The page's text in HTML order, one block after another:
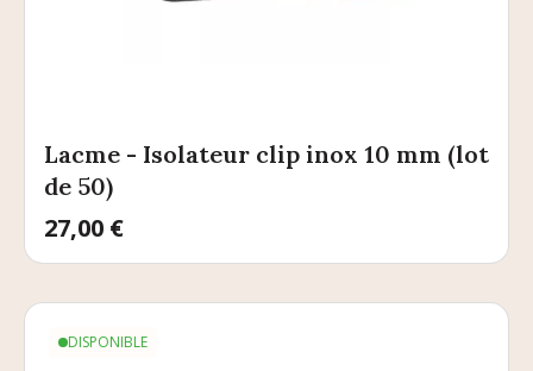
Lacme - Isolateur clip inox 10 mm (lot
de 50)
Prix
27,00 €
DISPONIBLE